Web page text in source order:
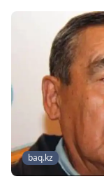
baq.kz